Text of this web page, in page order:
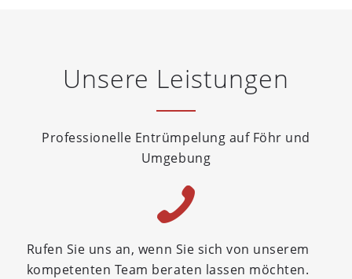
Unsere Leistungen
Professionelle Entrümpelung auf Föhr und
Umgebung
Rufen Sie uns an, wenn Sie sich von unserem
kompetenten Team beraten lassen möchten.